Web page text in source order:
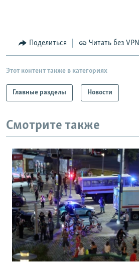
Поделиться Читать без VPN
Этот контент также в категориях
Главные разделы Новости
Смотрите также